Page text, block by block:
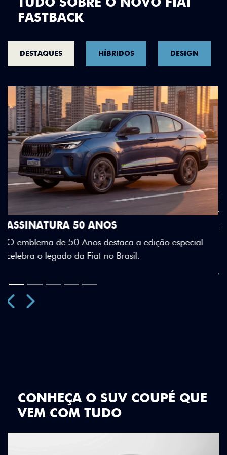
FASTBACK
DESTAQUES HÍBRIDOS DESIGN
DESIGN QUE SE DESTACA
Teto bicolor, adesivos estilizados e detalhes em Citrus
Green criam uma identidade visual única.
Previous
CONHEÇA O SUV COUPÉ QUE
VEM COM TUDO